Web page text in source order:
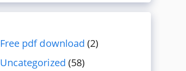
Free pdf download (2)
Uncategorized (58)